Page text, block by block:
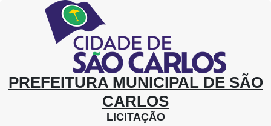
PREFEITURA MUNICIPAL DE SÃO
CARLOS
LICITAÇÃO